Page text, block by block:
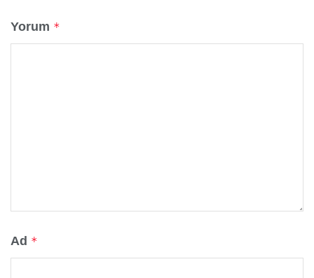
Yorum *
Ad *